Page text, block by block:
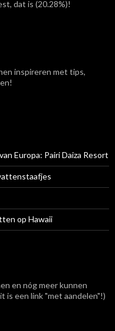
dat is (20.28%)!
inspireren met tips,
Europa: Pairi Daiza Resort
op Hawaii
en nóg meer kunnen
is een link "met aandelen"!)